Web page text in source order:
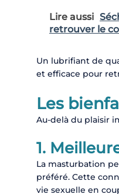
Lire aussi
retrouver le
Un lubrifiant de
et efficace pour
Les
Au-delà du plaisir
1.
La masturbation
préféré. Cette
vie sexuelle en